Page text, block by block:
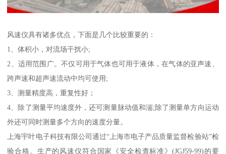
风速仪具有诸多优点，下面是几个比较重要的：
1、体积小，对流场干扰小;
2、适用范围广。不仅可用于气体也可用于液体，在气体的亚声速、
跨声速和超声速流动中均可使用;
3、测量精度高，重复性好；
4、除了测量平均速度外，还可测量脉动值和湍;除了测量单方向运动
外还可同时测量多个方向的速度分量。
上海宇叶电子科技有限公司通过“上海市电子产品质量监督检验站”检
验合格。生产的风速仪符合国家《安全检查标准》(JGJ59-99)的要